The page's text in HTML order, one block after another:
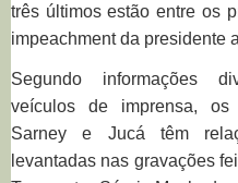
três últimos estão entre os
impeachment da presidente
Segundo informações
veículos de imprensa, os
Sarney e Jucá têm
levantadas nas gravações